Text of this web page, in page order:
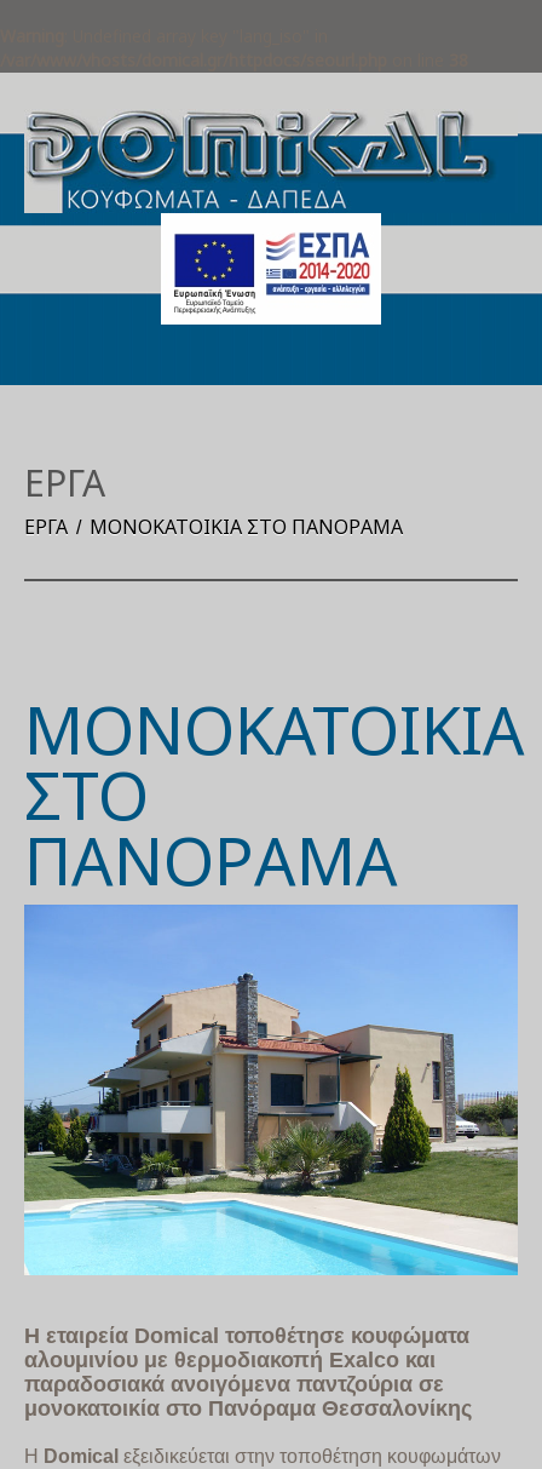
ΈΡΓΑ
ΈΡΓΑ ΜΟΝΟΚΑΤΟΙΚΊΑ ΣΤΟ ΠΑΝΌΡΑΜΑ
ΜΟΝΟΚΑΤΟΙΚΊΑ
ΣΤΟ
ΠΑΝΌΡΑΜΑ
Η εταιρεία Domical τοποθέτησε κουφώματα
αλουμινίου με θερμοδιακοπή Exalco και
παραδοσιακά ανοιγόμενα παντζούρια σε
μονοκατοικία στο Πανόραμα Θεσσαλονίκης
Η Domical εξειδικεύεται στην τοποθέτηση κουφωμάτων